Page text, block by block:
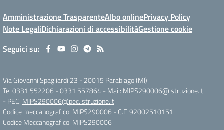
Amministrazione TrasparenteAlbo onlinePrivacy Policy
Note LegaliDichiarazioni di accessibilitàGestione cookie
Seguici su:
Via Giovanni Spagliardi 23 - 20015 Parabiago (MI)
Tel 0331 552206 - 0331 557864- Mail: MIPS290006@istruzione.it
- PEC: MIPS290006@pec.istruzione.it
Codice meccanografico: MIPS290006 - C.F. 92002510151
Codice Meccanografico: MIPS290006